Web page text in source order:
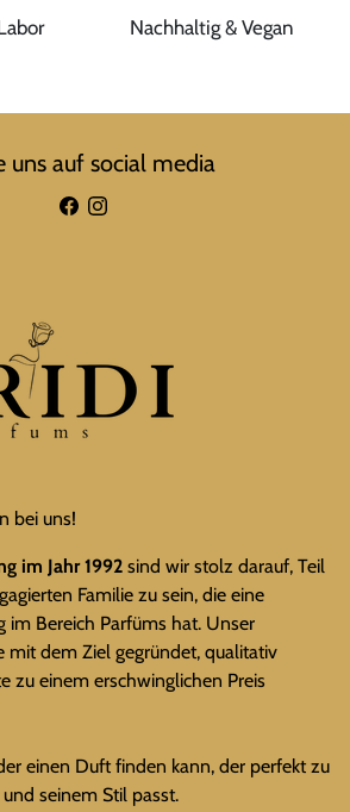
Nachhaltig & Vegan
uns auf social media
bei uns!
im Jahr 1992 sind wir stolz darauf, Teil
Familie zu sein, die eine
im Bereich Parfüms hat. Unser
mit dem Ziel gegründet, qualitativ
zu einem erschwinglichen Preis
einen Duft finden kann, der perfekt zu
seinem Stil passt.